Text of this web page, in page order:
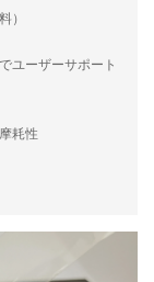
）
ユーザーサポート
耗性